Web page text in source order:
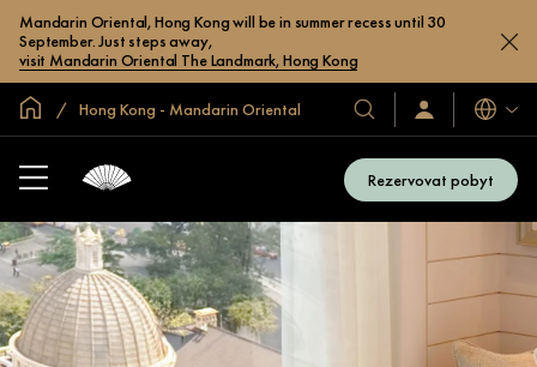
Mandarin Oriental, Hong Kong will be in summer recess until 30
September. Just steps away,
visit Mandarin Oriental The Landmark, Hong Kong
Domovská stránka
Hong Kong - Mandarin Oriental
Naše
hotely
a
resorty
Přihlaste
se
se
Jazyky
Rezervovat pobyt